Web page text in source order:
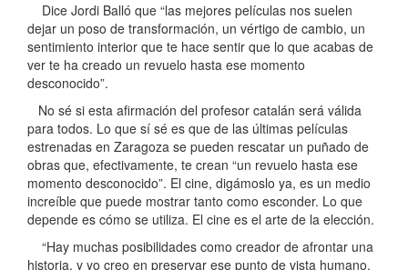
Dice Jordi Balló que “las mejores películas nos suelen
dejar un poso de transformación, un vértigo de cambio, un
sentimiento interior que te hace sentir que lo que acabas de
ver te ha creado un revuelo hasta ese momento
desconocido”.
No sé si esta afirmación del profesor catalán será válida
para todos. Lo que sí sé es que de las últimas películas
estrenadas en Zaragoza se pueden rescatar un puñado de
obras que, efectivamente, te crean “un revuelo hasta ese
momento desconocido”. El cine, digámoslo ya, es un medio
increíble que puede mostrar tanto como esconder. Lo que
depende es cómo se utiliza. El cine es el arte de la elección.
“Hay muchas posibilidades como creador de afrontar una
historia, y yo creo en preservar ese punto de vista humano,